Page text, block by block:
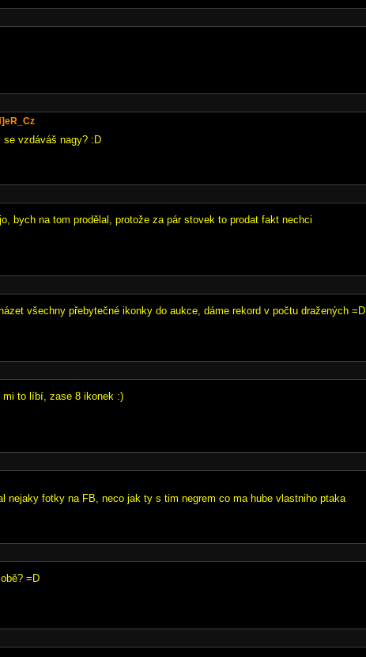
se vzdáváš nagy? :D
bych na tom prodělal, protože za pár stovek to prodat fakt nechci
všechny přebytečné ikonky do aukce, dáme rekord v počtu dražených =D
mi to líbí, zase 8 ikonek :)
nejaky fotky na FB, neco jak ty s tim negrem co ma hube vlastniho ptaka
=D